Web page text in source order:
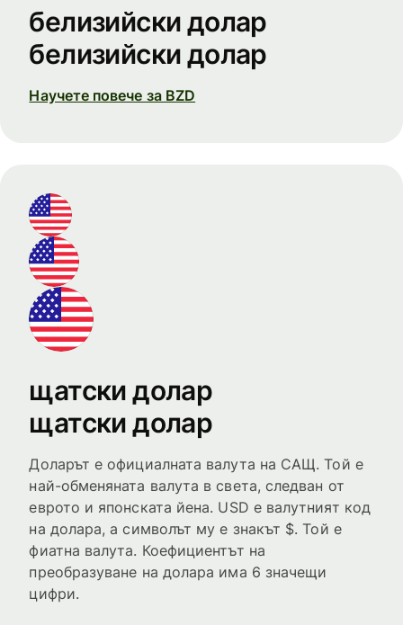
белизийски долар
белизийски долар
Научете повече за BZD
щатски долар
щатски долар
Доларът е официалната валута на САЩ. Той е
най-обменяната валута в света, следван от
еврото и японската йена. USD е валутният код
на долара, а символът му е знакът $. Той е
фиатна валута. Коефициентът на
преобразуване на долара има 6 значещи
цифри.